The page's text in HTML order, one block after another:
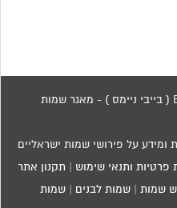
כל הזכויות שמורות 2015 Baby Names ( בייבי ניימס ) - מאגר שמות
ומידע על פירושי שמות ישראליים
פרטיות ותנאי שימוש תקנון אתר
שמות |שמות לבנים |שמות